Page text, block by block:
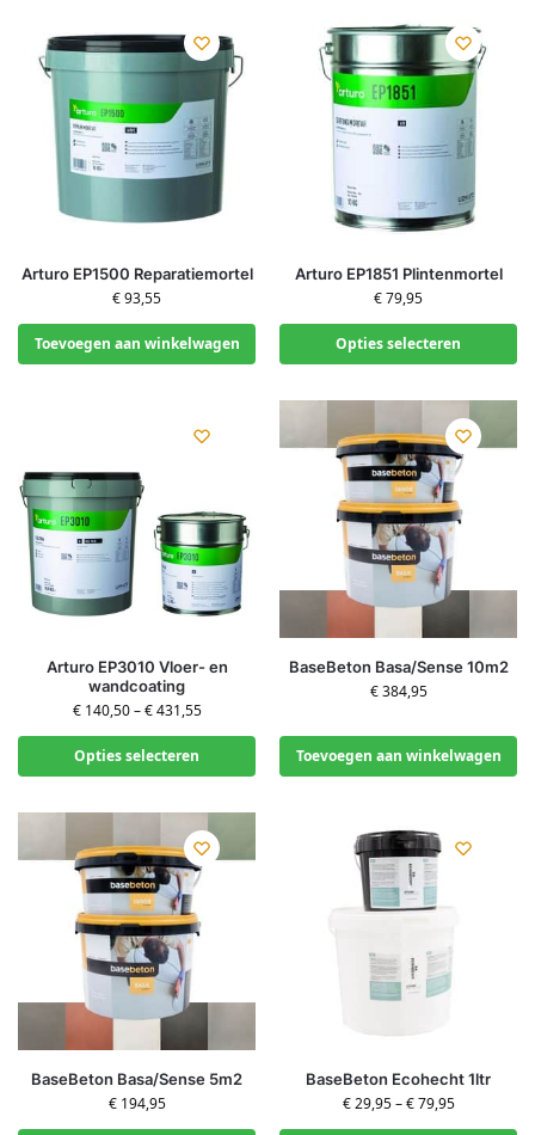
Arturo EP1500 Reparatiemortel
€93,55
Toevoegen aan winkelwagen
Arturo EP1851 Plintenmortel
€79,95
Opties selecteren
Arturo EP3010 Vloer- en
wandcoating
€140,50–€431,55
Opties selecteren
BaseBeton Basa/Sense 10m2
€384,95
Toevoegen aan winkelwagen
BaseBeton Basa/Sense 5m2
€194,95
BaseBeton Ecohecht 1ltr
€29,95–€79,95